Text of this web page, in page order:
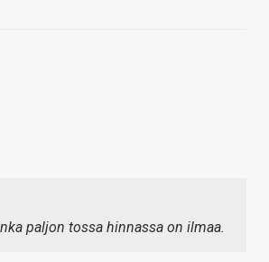
paljon tossa hinnassa on ilmaa.